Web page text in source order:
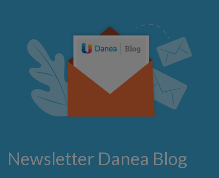
Newsletter Danea Blog